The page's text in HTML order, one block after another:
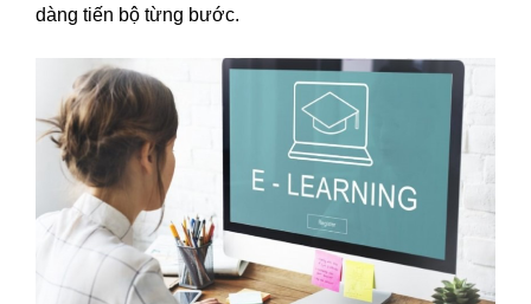
dàng tiến bộ từng bước.